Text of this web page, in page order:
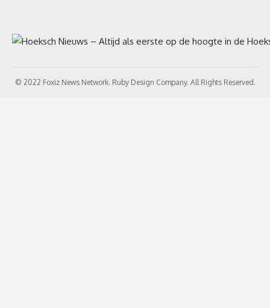
© 2022 Foxiz News Network. Ruby Design Company. All Rights Reserved.